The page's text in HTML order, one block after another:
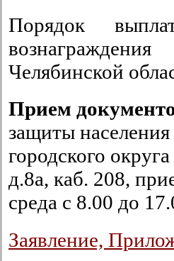
Порядок
Челябинской
Прием
защиты
городского
д.8а, каб. 208,
среда с 8.00 до
Заявление,